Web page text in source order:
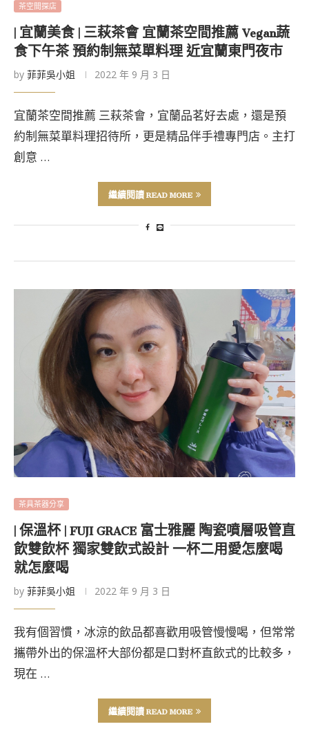
茶空間探店
| 宜蘭美食 | 三萩茶會 宜蘭茶空間推薦 Vegan蔬
食下午茶 預約制無菜單料理 近宜蘭東門夜市
by 菲菲吳小姐 2022 年 9 月 3 日
宜蘭茶空間推薦 三萩茶會，宜蘭品茗好去處，還是預
約制無菜單料理招待所，更是精品伴手禮專門店。主打
創意 …
繼續閱讀 READ MORE
茶具茶器分享
| 保溫杯 | FUJI GRACE 富士雅麗 陶瓷噴層吸管直
飲雙飲杯 獨家雙飲式設計 一杯二用愛怎麼喝
就怎麼喝
by 菲菲吳小姐 2022 年 9 月 3 日
我有個習慣，冰涼的飲品都喜歡用吸管慢慢喝，但常常
攜帶外出的保溫杯大部份都是口對杯直飲式的比較多，
現在 …
繼續閱讀 READ MORE